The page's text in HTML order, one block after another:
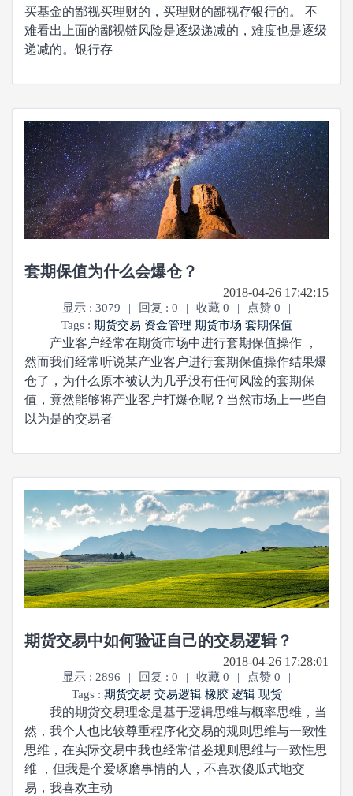
买基金的鄙视买理财的，买理财的鄙视存银行的。 不
难看出上面的鄙视链风险是逐级递减的，难度也是逐级
递减的。银行存
套期保值为什么会爆仓？
2018-04-26 17:42:15
显示 : 3079 | 回复 : 0 | 收藏 0 | 点赞 0
|
Tags : 期货交易 资金管理 期货市场 套期保值
产业客户经常在期货市场中进行套期保值操作 ，
然而我们经常听说某产业客户进行套期保值操作结果爆
仓了，为什么原本被认为几乎没有任何风险的套期保
值，竟然能够将产业客户打爆仓呢？当然市场上一些自
以为是的交易者
期货交易中如何验证自己的交易逻辑？
2018-04-26 17:28:01
显示 : 2896 | 回复 : 0 | 收藏 0 | 点赞 0
|
Tags : 期货交易 交易逻辑 橡胶 逻辑 现货
我的期货交易理念是基于逻辑思维与概率思维，当
然，我个人也比较尊重程序化交易的规则思维与一致性
思维，在实际交易中我也经常借鉴规则思维与一致性思
维 ，但我是个爱琢磨事情的人，不喜欢傻瓜式地交
易，我喜欢主动